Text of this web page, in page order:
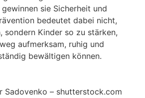
sie Sicherheit und
bedeutet dabei nicht,
sondern Kinder so zu stärken,
aufmerksam, ruhig und
bewältigen können.
Sadovenko – shutterstock.com